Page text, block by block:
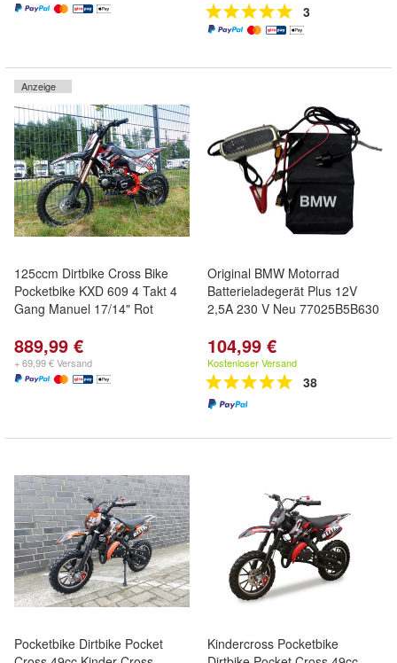
3
Anzeige
125ccm Dirtbike Cross Bike
Pocketbike KXD 609 4 Takt 4
Gang Manuel 17/14" Rot
889,99 €
+ 69,99 € Versand
Original BMW Motorrad
Batterieladegerät Plus 12V
2,5A 230 V Neu 77025B5B630
104,99 €
Kostenloser Versand
38
Pocketbike Dirtbike Pocket
Kindercross Pocketbike